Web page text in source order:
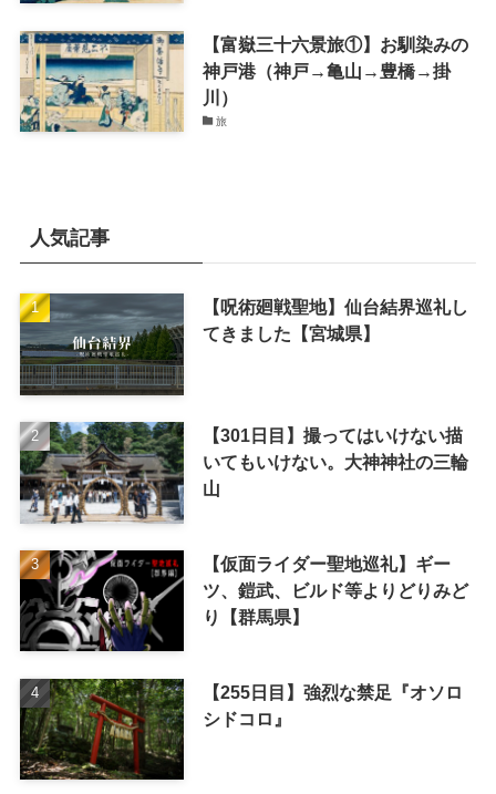
【富嶽三十六景旅①】お馴染みの
神戸港（神戸→亀山→豊橋→掛
川）
旅
人気記事
【呪術廻戦聖地】仙台結界巡礼し
てきました【宮城県】
【301日目】撮ってはいけない描
いてもいけない。大神神社の三輪
山
【仮面ライダー聖地巡礼】ギー
ツ、鎧武、ビルド等よりどりみど
り【群馬県】
【255日目】強烈な禁足『オソロ
シドコロ』